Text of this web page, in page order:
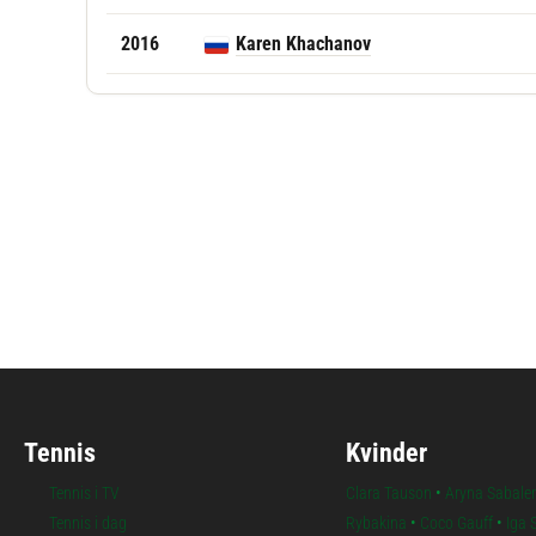
2016 Karen Khachanov
Tennis
Tennis i TV
Tennis i dag
Kvinder
Clara Tauson • Aryna
Rybakina • Coco Gauff• Iga